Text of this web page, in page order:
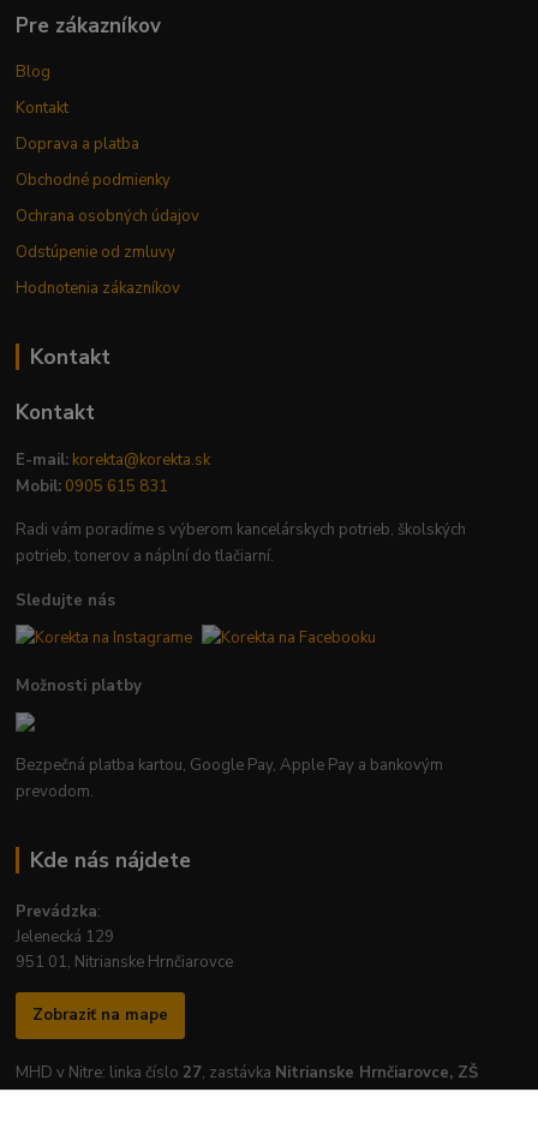
Pre zákazníkov
Blog
Kontakt
Doprava a platba
Obchodné podmienky
Ochrana osobných údajov
Odstúpenie od zmluvy
Hodnotenia zákazníkov
Kontakt
Kontakt
E-mail: korekta@korekta.sk
Mobil: 0905 615 831
Radi vám poradíme s výberom kancelárskych potrieb, školských
potrieb, tonerov a náplní do tlačiarní.
Sledujte nás
Možnosti platby
Bezpečná platba kartou, Google Pay, Apple Pay a bankovým
prevodom.
Kde nás nájdete
Prevádzka:
Jelenecká 129
951 01, Nitrianske Hrnčiarovce
Zobraziť na mape
MHD v Nitre: linka číslo 27, zastávka Nitrianske Hrnčiarovce, ZŠ